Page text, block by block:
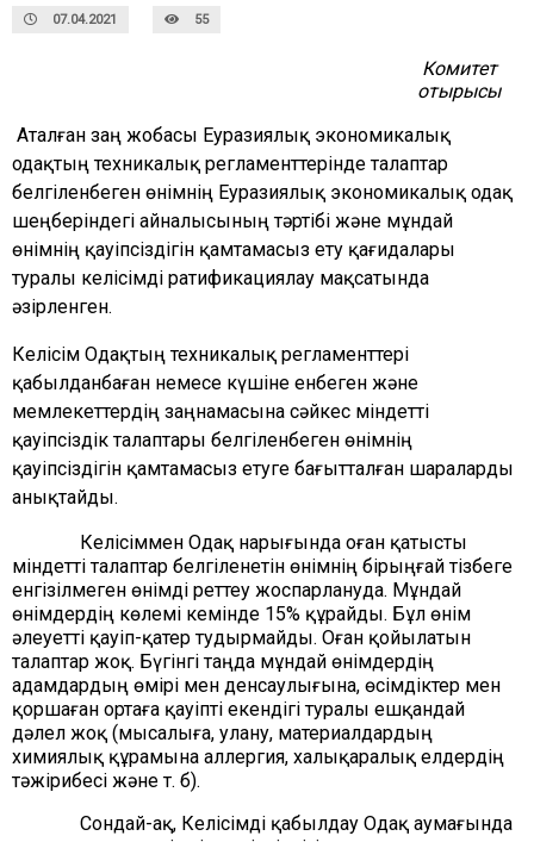
07.04.2021 55
Комитет
отырысы
Аталған заң жобасы Еуразиялық экономикалық
одақтың техникалық регламенттерінде талаптар
белгіленбеген өнімнің Еуразиялық экономикалық одақ
шеңберіндегі айналысының тәртібі және мұндай
өнімнің қауіпсіздігін қамтамасыз ету қағидалары
туралы келісімді ратификациялау мақсатында
әзірленген.
Келісім Одақтың техникалық регламенттері
қабылданбаған немесе күшіне енбеген және
мемлекеттердің заңнамасына сәйкес міндетті
қауіпсіздік талаптары белгіленбеген өнімнің
қауіпсіздігін қамтамасыз етуге бағытталған шараларды
анықтайды.
Келісіммен Одақ нарығында оған қатысты
міндетті талаптар белгіленетін өнімнің бірыңғай тізбеге
енгізілмеген өнімді реттеу жоспарлануда. Мұндай
өнімдердің көлемі кемінде 15% құрайды. Бұл өнім
әлеуетті қауіп-қатер тудырмайды. Оған қойылатын
талаптар жоқ. Бүгінгі таңда мұндай өнімдердің
адамдардың өмірі мен денсаулығына, өсімдіктер мен
қоршаған ортаға қауіпті екендігі туралы ешқандай
дәлел жоқ (мысалыға, улану, материалдардың
химиялық құрамына аллергия, халықаралық елдердің
тәжірибесі және т. б).
Сондай-ақ, Келісімді қабылдау Одақ аумағында